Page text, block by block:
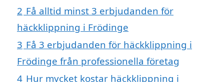
2 Få alltid minst 3 erbjudanden för
häckklippning i Frödinge
3 Få 3 erbjudanden för häckklippning i
Frödinge från professionella företag
4 Hur mycket kostar häckklippning i